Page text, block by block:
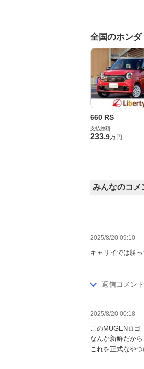
全国のホン
660 RS
支払総額
233.9万円
みんなのコメ
2025/8/20 09:10
キャリイでは勝
返信コメント
2025/8/20 00:18
このMUGENロゴ
なんか新鮮だから
これを正式なや